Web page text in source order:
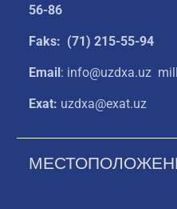
56-86
Faks: (71) 215-55-94
Email : info@uzdxa.uz
Exat: uzdxa@exat.uz